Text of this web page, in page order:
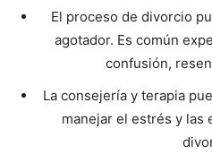
El proceso de divorcio
agotador. Es común
confusión,
La consejería y terapia
manejar el estrés y las